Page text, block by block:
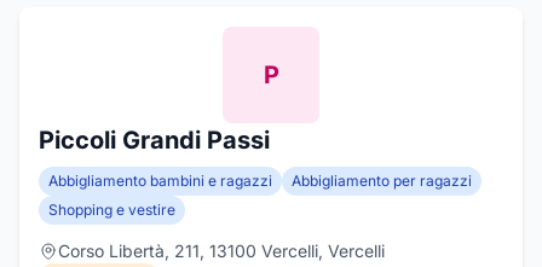
P
Piccoli Grandi Passi
Abbigliamento bambini e ragazzi
Abbigliamento per ragazzi
Shopping e vestire
Corso Libertà, 211, 13100 Vercelli, Vercelli